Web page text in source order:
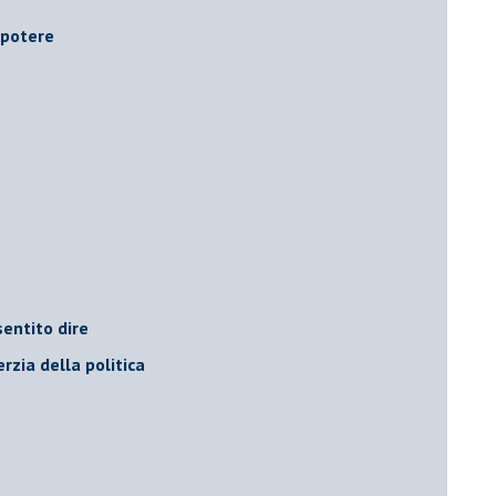
dire
della politica